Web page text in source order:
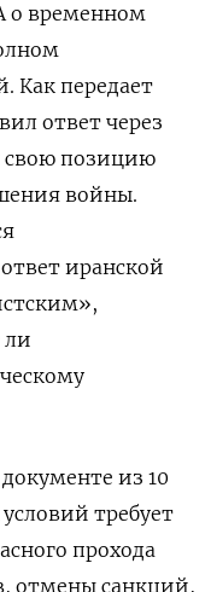
о временном
Как передает
ответ через
свою позицию
войны.
иранской
ли
из 10
требует
прохода
отмены санкций,